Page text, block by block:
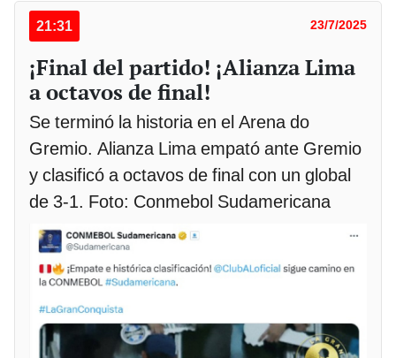
21:31 23/7/2025
¡Final del partido! ¡Alianza Lima
a octavos de final!
Se terminó la historia en el Arena do
Gremio. Alianza Lima empató ante Gremio
y clasificó a octavos de final con un global
de 3-1. Foto: Conmebol Sudamericana